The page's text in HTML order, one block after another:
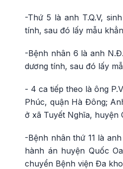
-Thứ 5 là anh T.Q.V,
tính, sau đó lấy mẫu
-Bệnh nhân 6 là anh
dương tính, sau đó lấy
- 4 ca tiếp theo là ông
Phúc, quận Hà Đông;
ở xã Tuyết Nghĩa, huyện
-Bệnh nhân thứ 11 là
hành án huyện Quốc
chuyển Bệnh viện Đa